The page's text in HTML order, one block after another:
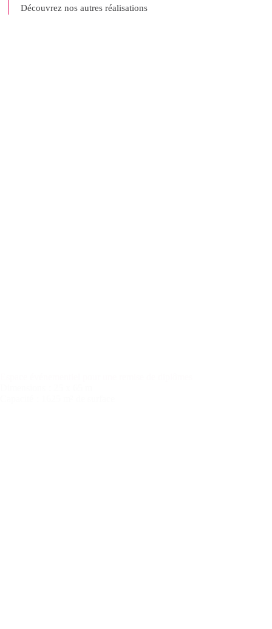
Découvrez nos autres réalisations